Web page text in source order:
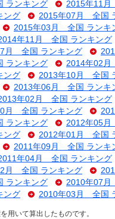
ランキング 2015年11
ング 2015年07月 全国
2015年03月 全国 ランキ
年11月 全国 ランキング
月 全国 ランキング
ランキング 2014年02
ング 2013年10月 全国
2013年06月 全国 ランキ
年02月 全国 ランキング
月 全国 ランキング
ランキング 2012年05
ング 2012年01月 全国
2011年09月 全国 ランキ
年04月 全国 ランキング
月 全国 ランキング
ランキング 2010年07
ング 2010年03月 全国
用いて算出したものです。